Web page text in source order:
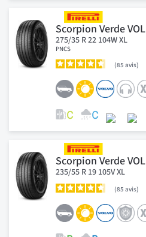
Scorpion Verde VOL
275/35 R 22 104W XL
PNCS
85 avis
Scorpion Verde VOL
235/55 R 19 105V XL
85 avis